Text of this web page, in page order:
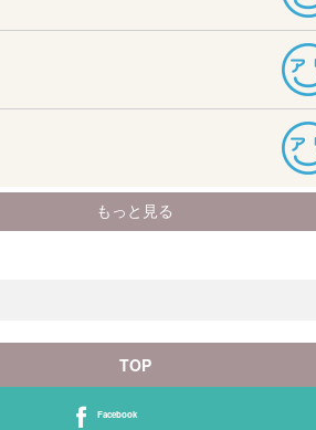
TOP
Facebook